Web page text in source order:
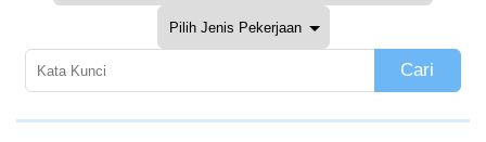
Cari